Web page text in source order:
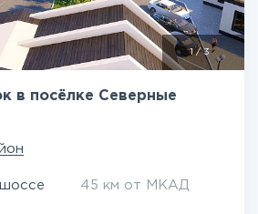
1/3
в посёлке Северные
45 км от МКАД